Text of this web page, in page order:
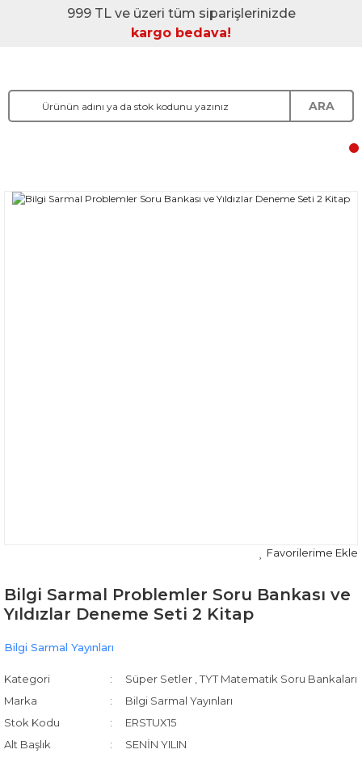
999 TL ve üzeri tüm siparişlerinizde
kargo bedava!
ARA
Bilgi Sarmal Problemler Soru Bankası ve
Yıldızlar Deneme Seti 2 Kitap
Bilgi Sarmal Yayınları
Kategori Süper Setler ,TYT Matematik Soru Bankaları
Marka
Bilgi Sarmal Yayınları
Stok Kodu
ERSTUX15
Alt Başlık
SENİN YILIN